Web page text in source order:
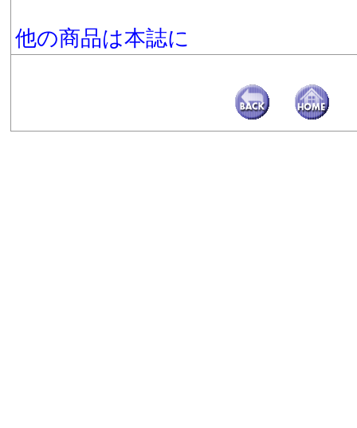
他の商品は本誌に